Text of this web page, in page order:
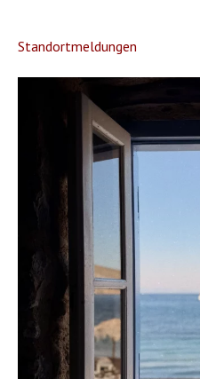
Standortmeldungen